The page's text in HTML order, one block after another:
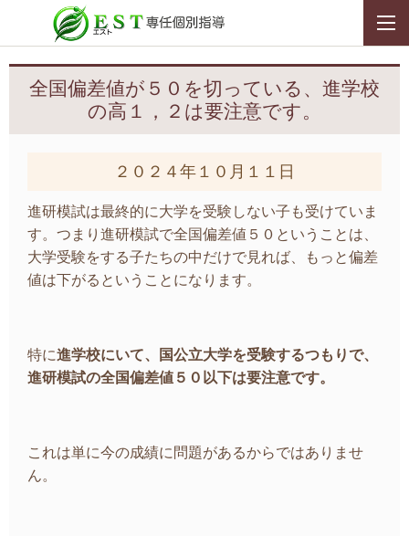
全国偏差値が５０を切っている、進学校
の高１，２は要注意です。
２０２４年１０月１１日
進研模試は最終的に大学を受験しない子も受けていま
す。つまり進研模試で全国偏差値５０ということは、
大学受験をする子たちの中だけで見れば、もっと偏差
値は下がるということになります。
特に進学校にいて、国公立大学を受験するつもりで、
進研模試の全国偏差値５０以下は要注意です。
これは単に今の成績に問題があるからではありませ
ん。